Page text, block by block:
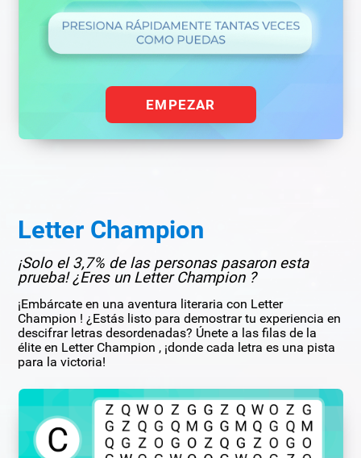
EMPEZAR
Letter Champion
¡Solo el 3,7% de las personas pasaron esta
prueba! ¿Eres un Letter Champion ?
¡Embárcate en una aventura literaria con Letter
Champion ! ¿Estás listo para demostrar tu experiencia en
descifrar letras desordenadas? Únete a las filas de la
élite en Letter Champion , ¡donde cada letra es una pista
para la victoria!